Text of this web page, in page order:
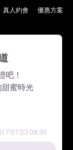
真人約會 優惠方案
吧！
蜜時光
07/23 09:30